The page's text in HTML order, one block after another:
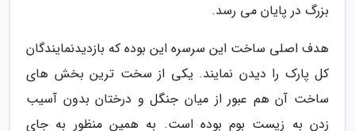
بزرگ در پایان می رسد.
هدف اصلی ساخت این سرسره این بوده که بازدیدنمایندگان
کل پارک را دیدن نمایند. یکی از سخت ترین بخش های
ساخت آن هم عبور از میان جنگل و درختان بدون آسیب
زدن به زیست بوم بوده است. به همین منظور به جای